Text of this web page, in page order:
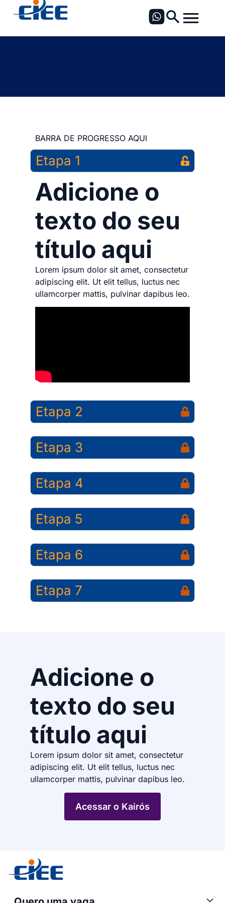
BARRA DE PROGRESSO AQUI
Etapa 1
Adicione o
texto do seu
título aqui
Lorem ipsum dolor sit amet, consectetur
adipiscing elit. Ut elit tellus, luctus nec
ullamcorper mattis, pulvinar dapibus leo.
Etapa 2
Etapa 3
Etapa 4
Etapa 5
Etapa 6
Etapa 7
Adicione o
texto do seu
título aqui
Lorem ipsum dolor sit amet, consectetur
adipiscing elit. Ut elit tellus, luctus nec
ullamcorper mattis, pulvinar dapibus leo.
Acessar o Kairós